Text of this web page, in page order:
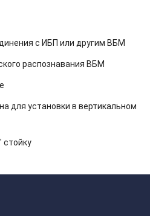
с ИБП или другим ВБМ
распознавания ВБМ
для установки в вертикальном
стойку